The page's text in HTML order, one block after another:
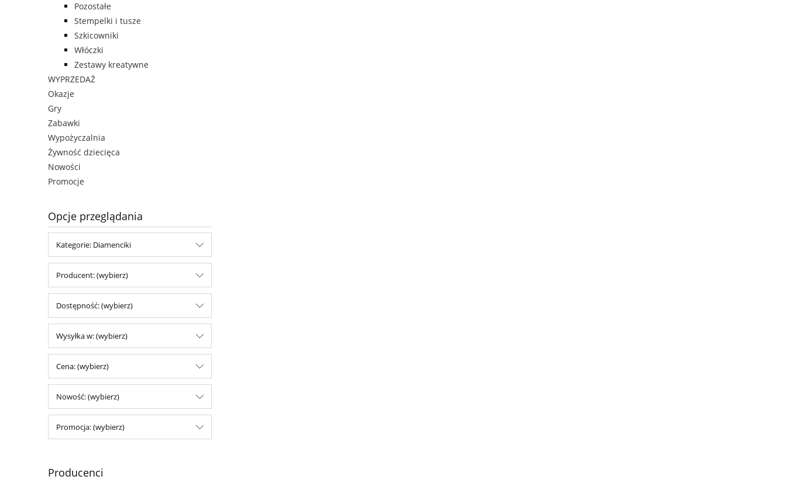
Pozostałe
Stempelki i tusze
Szkicowniki
Włóczki
Zestawy kreatywne
WYPRZEDAŻ
Okazje
Gry
Zabawki
Wypożyczalnia
Żywność dziecięca
Nowości
Promocje
Opcje przeglądania
Kategorie: Diamenciki
Producent: (wybierz)
Dostępność: (wybierz)
Wysyłka w: (wybierz)
Cena: (wybierz)
Nowość: (wybierz)
Promocja: (wybierz)
Producenci